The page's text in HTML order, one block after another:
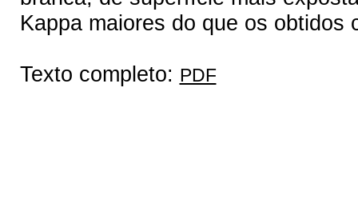
Kappa maiores do que os obtidos
Texto completo: PDF